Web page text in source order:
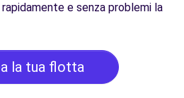
e senza problemi la
la tua flotta